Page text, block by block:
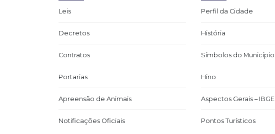
Leis
Decretos
Contratos
Portarias
Apreensão de Animais
Notificações Oficiais
Perfil da Cidade
História
Símbolos do Município
Hino
Aspectos Gerais – IBGE
Pontos Turísticos